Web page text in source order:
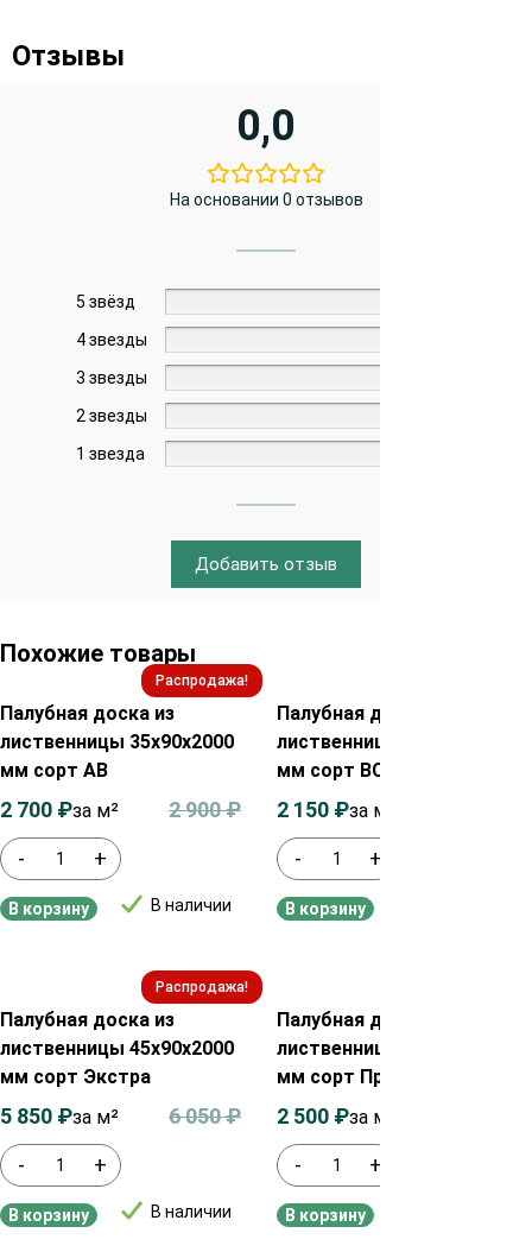
Отзывы
0,0
На основании 0 отзывов
5 звёзд
4 звезды
3 звезды
2 звезды
1 звезда
Добавить отзыв
Похожие товары
Распродажа!
Палубная доска из
лиственницы 35х90х2000
мм сорт АВ
- +
В наличии
2 900₽
2 700 ₽за м²
В корзину
Палубная доска из
лиственницы 35х115х2000
мм сорт ВС
- +
2 150 ₽за м²
В корзину
Распродажа!
Палубная доска из
лиственницы 45х90х2000
мм сорт Экстра
- +
В наличии
6 050₽
5 850 ₽за м²
В корзину
Палубная доска из
лиственницы 28х90х2000
мм сорт Прима
- +
2 500 ₽за м²
В корзину